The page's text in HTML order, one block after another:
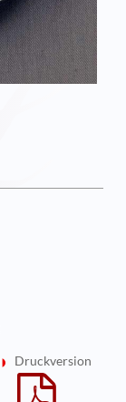
Druckversion